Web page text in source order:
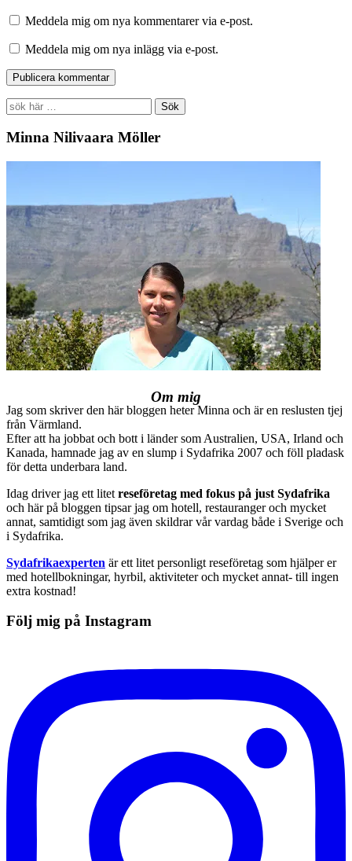
Meddela mig om nya kommentarer via e-post.
Meddela mig om nya inlägg via e-post.
Search
for:
Minna Nilivaara Möller
Om mig
Jag som skriver den här bloggen heter Minna och är en reslusten tjej
från Värmland.
Efter att ha jobbat och bott i länder som Australien, USA, Irland och
Kanada, hamnade jag av en slump i Sydafrika 2007 och föll pladask
för detta underbara land.
Idag driver jag ett litet reseföretag med fokus på just Sydafrika
och här på bloggen tipsar jag om hotell, restauranger och mycket
annat, samtidigt som jag även skildrar vår vardag både i Sverige och
i Sydafrika.
Sydafrikaexperten är ett litet personligt reseföretag som hjälper er
med hotellbokningar, hyrbil, aktiviteter och mycket annat- till ingen
extra kostnad!
Följ mig på Instagram